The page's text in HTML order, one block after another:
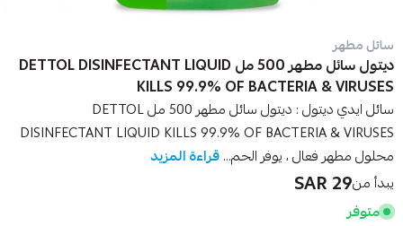
سائل مطهر
ديتول سائل مطهر 500 مل DETTOL DISINFECTANT LIQUID
KILLS 99.9% OF BACTERIA & VIRUSES
سائل ايدي ديتول : ديتول سائل مطهر 500 مل DETTOL
DISINFECTANT LIQUID KILLS 99.9% OF BACTERIA & VIRUSES
محلول مطهر فعال ، يوفر الحم...قراءة المزيد
يبدأ من29 SAR
متوفر